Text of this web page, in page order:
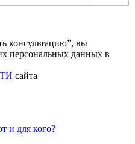
консультацию”, вы
персональных данных в
сайта
и для кого?